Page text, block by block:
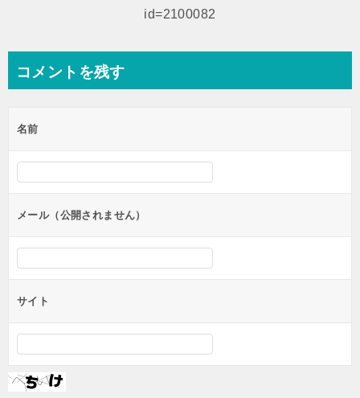
id=2100082
コメントを残す
名前
メール（公開されません）
サイト